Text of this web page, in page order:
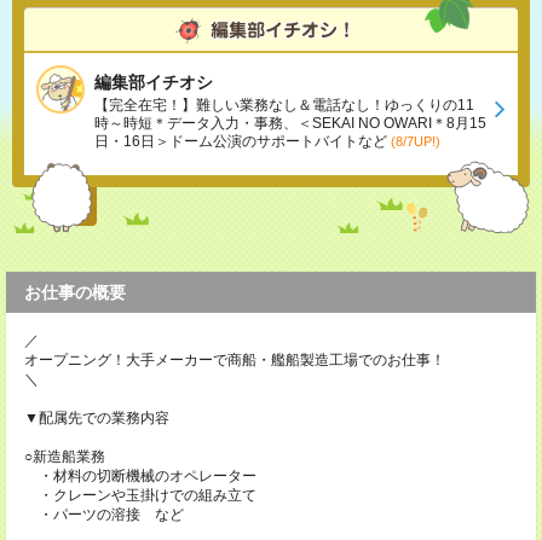
編集部イチオシ
【完全在宅！】難しい業務なし＆電話なし！ゆっくりの11
時～時短＊データ入力・事務、＜SEKAI NO OWARI＊8月15
日・16日＞ドーム公演のサポートバイトなど (8/7UP!)
お仕事の概要
／
オープニング！大手メーカーで商船・艦船製造工場でのお仕事！
＼
▼配属先での業務内容
○新造船業務
・材料の切断機械のオペレーター
・クレーンや玉掛けでの組み立て
・パーツの溶接 など